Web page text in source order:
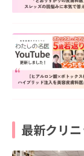
最新クリ